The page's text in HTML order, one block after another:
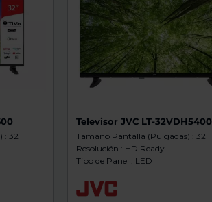
: 32
Televisor JVC LT-32VDH5400
Tamaño Pantalla (Pulgadas) : 32
Resolución : HD Ready
Tipo de Panel : LED